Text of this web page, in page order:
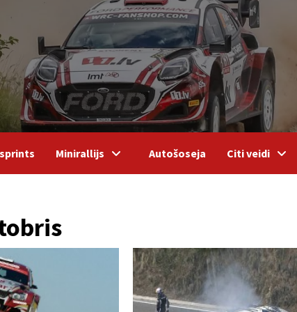
Minirallijs Autošoseja Citi veidi